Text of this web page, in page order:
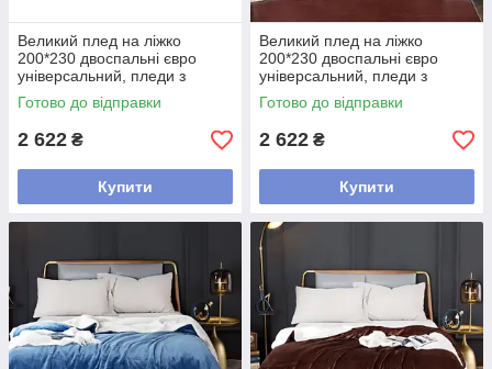
Великий плед на ліжко
200*230 двоспальні євро
універсальний, пледи з
мікрофібри стильні м'який
Бежевий
Готово до відправки
2 622 ₴
Купити
Великий плед на ліжко
200*230 двоспальні євро
універсальний, пледи з
мікрофібри стильні м'який
Рожевий
Готово до відправки
2 622 ₴
Купити